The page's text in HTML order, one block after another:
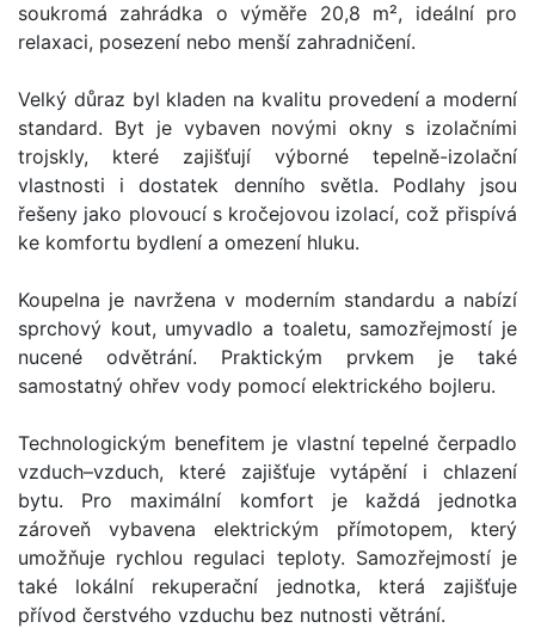
soukromá zahrádka o výměře 20,8 m², ideální pro
relaxaci, posezení nebo menší zahradničení.
Velký důraz byl kladen na kvalitu provedení a moderní
standard. Byt je vybaven novými okny s izolačními
trojskly, které zajišťují výborné tepelně-izolační
vlastnosti i dostatek denního světla. Podlahy jsou
řešeny jako plovoucí s kročejovou izolací, což přispívá
ke komfortu bydlení a omezení hluku.
Koupelna je navržena v moderním standardu a nabízí
sprchový kout, umyvadlo a toaletu, samozřejmostí je
nucené odvětrání. Praktickým prvkem je také
samostatný ohřev vody pomocí elektrického bojleru.
Technologickým benefitem je vlastní tepelné čerpadlo
vzduch–vzduch, které zajišťuje vytápění i chlazení
bytu. Pro maximální komfort je každá jednotka
zároveň vybavena elektrickým přímotopem, který
umožňuje rychlou regulaci teploty. Samozřejmostí je
také lokální rekuperační jednotka, která zajišťuje
přívod čerstvého vzduchu bez nutnosti větrání.